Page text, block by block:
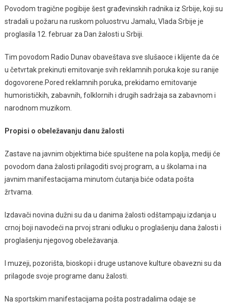
Povodom tragične pogibije šest građevinskih radnika iz Srbije, koji su
stradali u požaru na ruskom poluostrvu Jamalu, Vlada Srbije je
proglasila 12. februar za Dan žalosti u Srbiji.
Tim povodom Radio Dunav obaveštava sve slušaoce i klijente da će
u četvrtak prekinuti emitovanje svih reklamnih poruka koje su ranije
dogovorene.Pored reklamnih poruka, prekidamo emitovanje
humorističkih, zabavnih, folklornih i drugih sadržaja sa zabavnom i
narodnom muzikom.
Propisi o obeležavanju danu žalosti
Zastave na javnim objektima biće spuštene na pola koplja, mediji će
povodom dana žalosti prilagoditi svoj program, a u školama i na
javnim manifestacijama minutom ćutanja biće odata pošta
žrtvama.
Izdavači novina dužni su da u danima žalosti odštampaju izdanja u
crnoj boji navodeći na prvoj strani odluku o proglašenju dana žalosti i
proglašenju njegovog obeležavanja.
I muzeji, pozorišta, bioskopi i druge ustanove kulture obavezni su da
prilagode svoje programe danu žalosti.
Na sportskim manifestacijama pošta postradalima odaje se